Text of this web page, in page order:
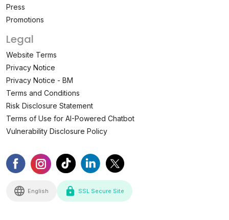
Press
Promotions
Legal
Website Terms
Privacy Notice
Privacy Notice - BM
Terms and Conditions
Risk Disclosure Statement
Terms of Use for AI-Powered Chatbot
Vulnerability Disclosure Policy
English SSL Secure Site